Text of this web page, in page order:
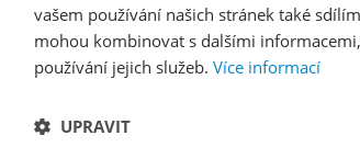
vašem používání našich stránek také
mohou kombinovat s dalšími
používání jejich služeb. Více informací
UPRAVIT